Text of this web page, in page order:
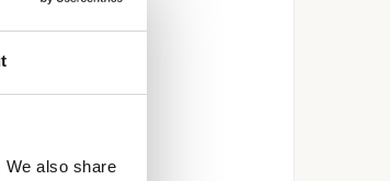
We also share